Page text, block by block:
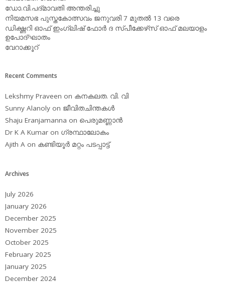
ഡോ.വി.പദ്മാവതി അന്തരിച്ചു
നിയമസഭ പുസ്തകോത്സവം ജനുവരി 7 മുതല്‍ 13 വരെ
ഡിക്ഷ്ണറി ഓഫ് ഇംഗ്ലിഷ് ഫോര്‍ ദ സ്പീക്കേഴ്‌സ് ഓഫ് മലയാളം
ഉപോദ്ഘാതം
വേറാക്കൂറ്
Recent Comments
Lekshmy Praveen on കനകലത. വി. വി
Sunny Alanoly on ജീവിതചിന്തകള്‍
Shaju Eranjamanna on പെരുമണ്ണാന്‍
Dr K A Kumar on ഗ്രന്ഥാലോകം
Ajith A on കണ്ടിയൂര്‍ മറ്റം പടപ്പാട്ട്‌
Archives
July 2026
January 2026
December 2025
November 2025
October 2025
February 2025
January 2025
December 2024